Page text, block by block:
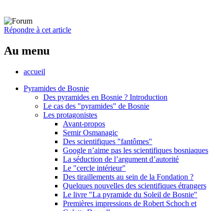
Répondre à cet article
Au menu
accueil
Pyramides de Bosnie
Des pyramides en Bosnie ? Introduction
Le cas des "pyramides" de Bosnie
Les protagonistes
Avant-propos
Semir Osmanagic
Des scientifiques "fantômes"
Google n’aime pas les scientifiques bosniaques
La séduction de l’argument d’autorité
Le "cercle intérieur"
Des tiraillements au sein de la Fondation ?
Quelques nouvelles des scientifiques étrangers
Le livre "La pyramide du Soleil de Bosnie"
Premières impressions de Robert Schoch et